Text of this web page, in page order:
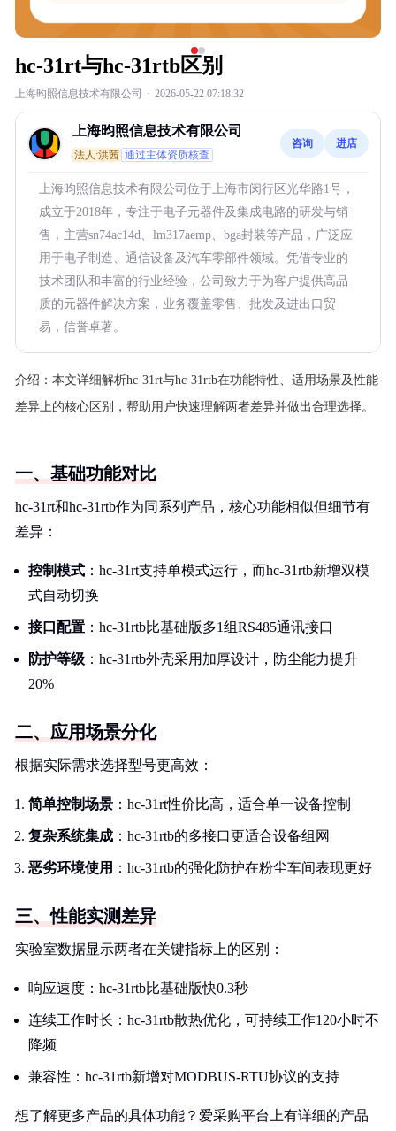
hc-31rt与hc-31rtb区别
上海昀照信息技术有限公司 · 2026-05-22 07:18:32
上海昀照信息技术有限公司
法人:洪茜 通过主体资质核查
咨询 进店
上海昀照信息技术有限公司位于上海市闵行区光华路1号，
成立于2018年，专注于电子元器件及集成电路的研发与销
售，主营sn74ac14d、lm317aemp、bga封装等产品，广泛应
用于电子制造、通信设备及汽车零部件领域。凭借专业的
技术团队和丰富的行业经验，公司致力于为客户提供高品
质的元器件解决方案，业务覆盖零售、批发及进出口贸
易，信誉卓著。
介绍： 本文详细解析hc-31rt与hc-31rtb在功能特性、适用场景及性能
差异上的核心区别，帮助用户快速理解两者差异并做出合理选择。
一、基础功能对比
hc-31rt和hc-31rtb作为同系列产品，核心功能相似但细节有
差异：
控制模式 ：hc-31rt支持单模式运行，而hc-31rtb新增双模
式自动切换
接口配置 ：hc-31rtb比基础版多1组RS485通讯接口
防护等级 ：hc-31rtb外壳采用加厚设计，防尘能力提升
20%
二、应用场景分化
根据实际需求选择型号更高效：
简单控制场景 ：hc-31rt性价比高，适合单一设备控制
复杂系统集成 ：hc-31rtb的多接口更适合设备组网
恶劣环境使用 ：hc-31rtb的强化防护在粉尘车间表现更好
三、性能实测差异
实验室数据显示两者在关键指标上的区别：
响应速度：hc-31rtb比基础版快0.3秒
连续工作时长：hc-31rtb散热优化，可持续工作120小时不
降频
兼容性：hc-31rtb新增对MODBUS-RTU协议的支持
想了解更多产品的具体功能？爱采购平台上有详细的产品